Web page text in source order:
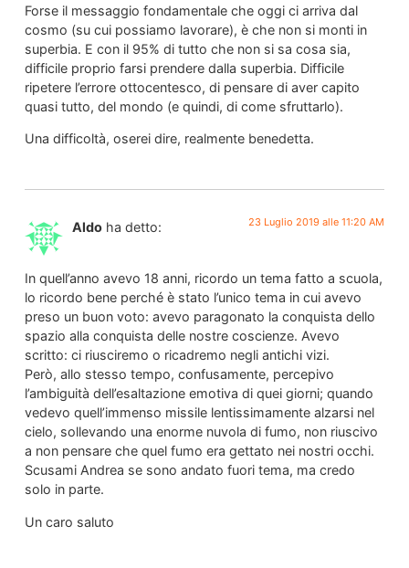
Forse il messaggio fondamentale che oggi ci arriva dal
cosmo (su cui possiamo lavorare), è che non si monti in
superbia. E con il 95% di tutto che non si sa cosa sia,
difficile proprio farsi prendere dalla superbia. Difficile
ripetere l’errore ottocentesco, di pensare di aver capito
quasi tutto, del mondo (e quindi, di come sfruttarlo).
Una difficoltà, oserei dire, realmente benedetta.
Aldo ha detto: 23 Luglio 2019 alle 11:20 AM
In quell’anno avevo 18 anni, ricordo un tema fatto a scuola,
lo ricordo bene perché è stato l’unico tema in cui avevo
preso un buon voto: avevo paragonato la conquista dello
spazio alla conquista delle nostre coscienze. Avevo
scritto: ci riusciremo o ricadremo negli antichi vizi.
Però, allo stesso tempo, confusamente, percepivo
l’ambiguità dell’esaltazione emotiva di quei giorni; quando
vedevo quell’immenso missile lentissimamente alzarsi nel
cielo, sollevando una enorme nuvola di fumo, non riuscivo
a non pensare che quel fumo era gettato nei nostri occhi.
Scusami Andrea se sono andato fuori tema, ma credo
solo in parte.
Un caro saluto